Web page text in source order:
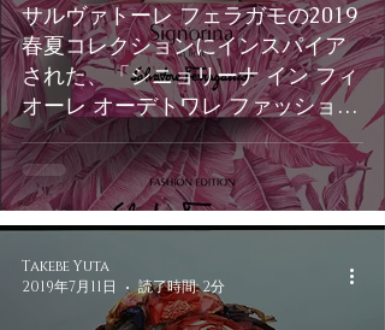
サルヴァトーレ フェラガモの2019
春夏コレクションにインスパイア
された、「シニョリーナ イン フィ
オーレ オーデトワレ ファッション
エディション2019」発売
Takebe Yuta
2019年7月11日
読了時間: 2分